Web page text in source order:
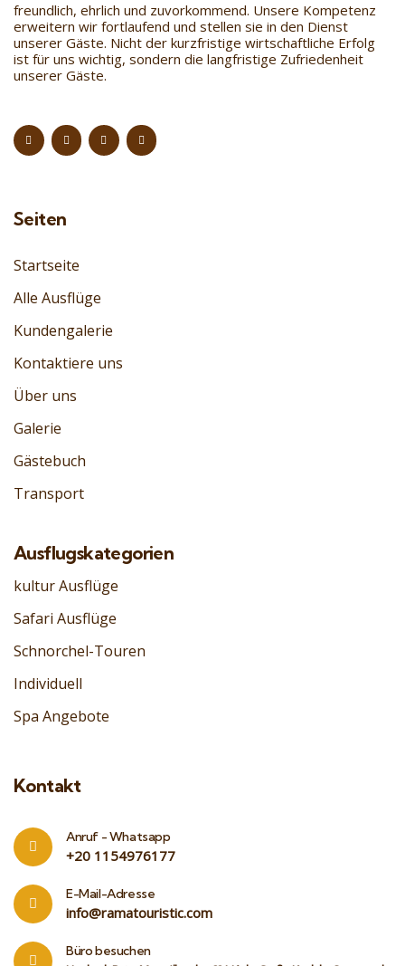
freundlich, ehrlich und zuvorkommend. Unsere Kompetenz
erweitern wir fortlaufend und stellen sie in den Dienst
unserer Gäste. Nicht der kurzfristige wirtschaftliche Erfolg
ist für uns wichtig, sondern die langfristige Zufriedenheit
unserer Gäste.
Seiten
Startseite
Alle Ausflüge
Kundengalerie
Kontaktiere uns
Über uns
Galerie
Gästebuch
Transport
Ausflugskategorien
kultur Ausflüge
Safari Ausflüge
Schnorchel-Touren
Individuell
Spa Angebote
Kontakt
Anruf - Whatsapp
‎+20 1154976177
E-Mail-Adresse
info@ramatouristic.com
Büro besuchen